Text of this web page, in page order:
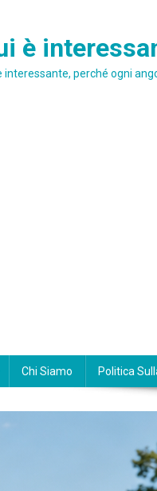
è
interessante, perché ogni
Chi Siamo Politica